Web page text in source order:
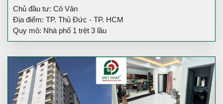
Chủ đầu tư: Cô Vân
Địa điểm: TP. Thủ Đức - TP. HCM
Quy mô: Nhà phố 1 trệt 3 lầu